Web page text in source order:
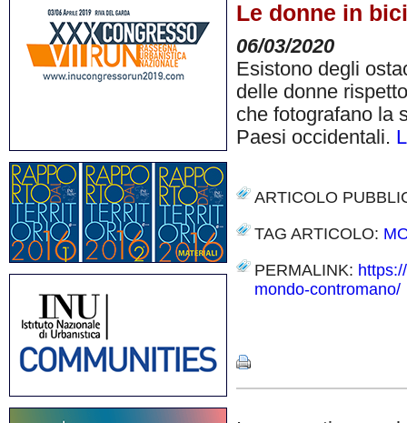
Le donne in
06/03/2020
Esistono degli
delle donne
che fotografano la
Paesi occidentali.
ARTICOLO
TAG ARTICOLO:
PERMALINK:
mondo-contromano/